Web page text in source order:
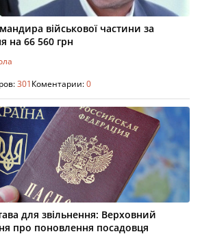
військової частини за
на 66 560 грн
301Коментарии:0
для звільнення: Верховний
про поновлення посадовця